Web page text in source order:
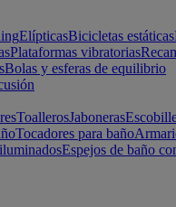
ElípticasBicicletas estáticas
Plataformas vibratorias
Bolas y esferas de equilibrio
ToallerosJaboneras
Tocadores para baño
Espejos de baño